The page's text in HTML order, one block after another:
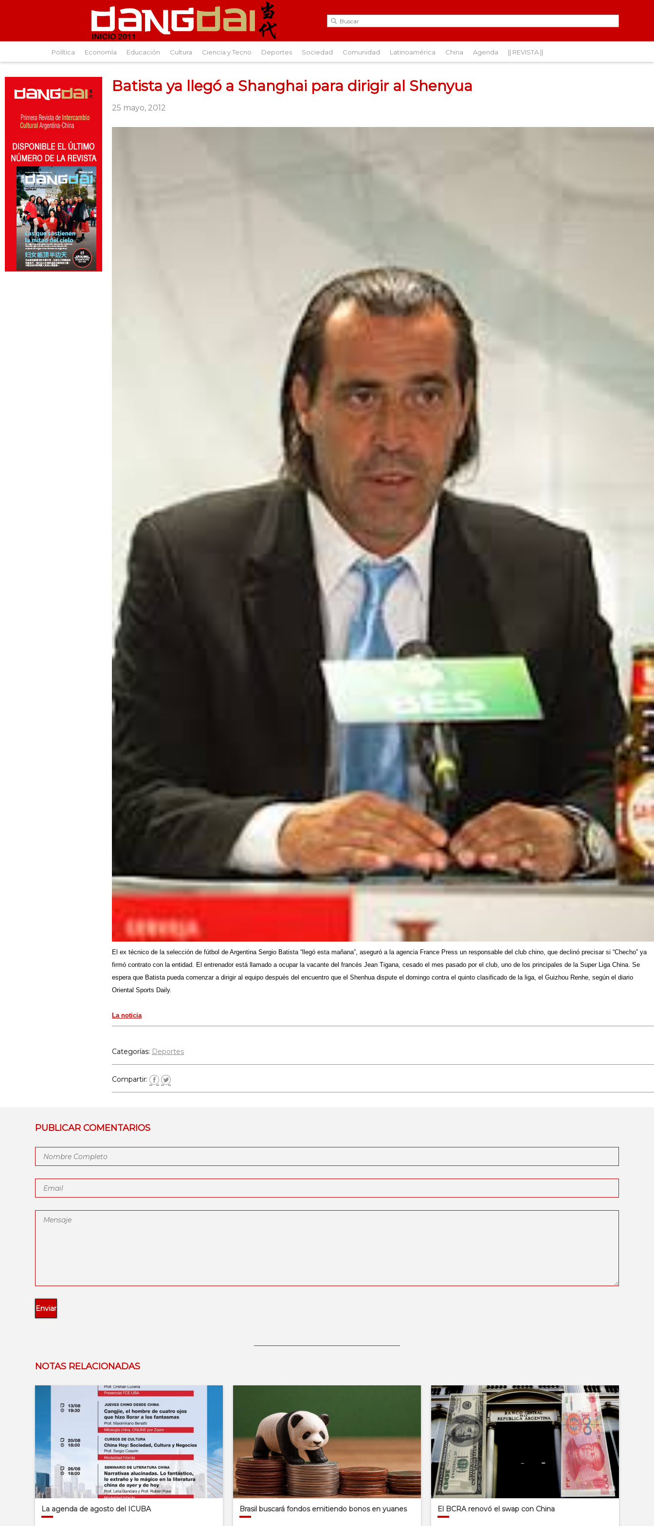
Política Economía Educación Cultura Ciencia y Tecno Deportes Sociedad Comunidad Latinoamérica China Agenda || REVISTA ||
Batista ya llegó a Shanghai para dirigir al Shenyua
25 mayo, 2012
El ex técnico de la selección de fútbol de Argentina Sergio Batista “llegó esta mañana”, aseguró a la agencia France Press un responsable del club chino, que declinó precisar si “Checho” ya
firmó contrato con la entidad. El entrenador está llamado a ocupar la vacante del francés Jean Tigana, cesado el mes pasado por el club, uno de los principales de la Super Liga China. Se
espera que Batista pueda comenzar a dirigir al equipo después del encuentro que el Shenhua dispute el domingo contra el quinto clasificado de la liga, el Guizhou Renhe, según el diario
Oriental Sports Daily.
La noticia
Categorías: Deportes
Compartir:
PUBLICAR COMENTARIOS
NOTAS RELACIONADAS
La agenda de agosto del ICUBA Brasil buscará fondos emitiendo bonos en yuanes El BCRA renovó el swap con China